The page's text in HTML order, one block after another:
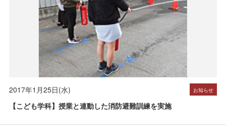
2017年1月25日(水) お知らせ
【こども学科】授業と連動した消防避難訓練を実施